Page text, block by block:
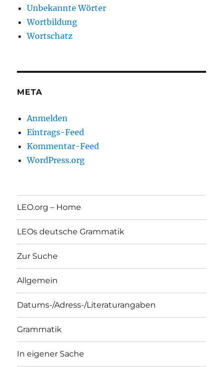
Unbekannte Wörter
Wortbildung
Wortschatz
META
Anmelden
Eintrags-Feed
Kommentar-Feed
WordPress.org
LEO.org – Home
LEOs deutsche Grammatik
Zur Suche
Allgemein
Datums-/Adress-/Literaturangaben
Grammatik
In eigener Sache